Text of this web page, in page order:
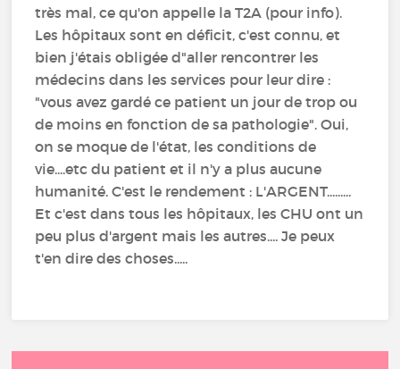
très mal, ce qu'on appelle la T2A (pour info).
Les hôpitaux sont en déficit, c'est connu, et
bien j'étais obligée d"aller rencontrer les
médecins dans les services pour leur dire :
"vous avez gardé ce patient un jour de trop ou
de moins en fonction de sa pathologie". Oui,
on se moque de l'état, les conditions de
vie....etc du patient et il n'y a plus aucune
humanité. C'est le rendement : L'ARGENT.........
Et c'est dans tous les hôpitaux, les CHU ont un
peu plus d'argent mais les autres.... Je peux
t'en dire des choses.....